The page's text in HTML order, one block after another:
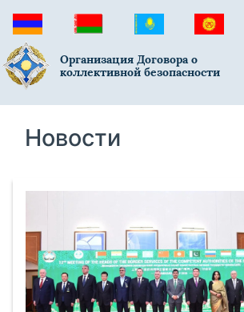
Организация Договора о
коллективной безопасности
Новости